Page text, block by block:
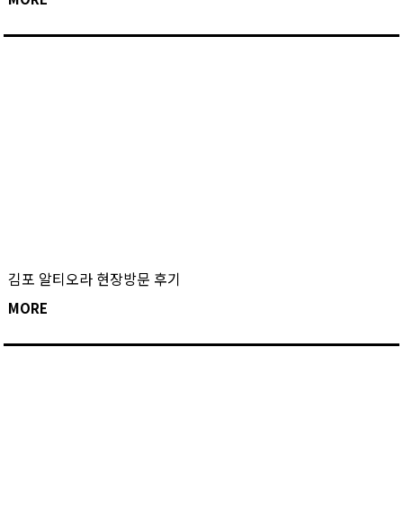
김포 알티오라 현장방문 후기
MORE